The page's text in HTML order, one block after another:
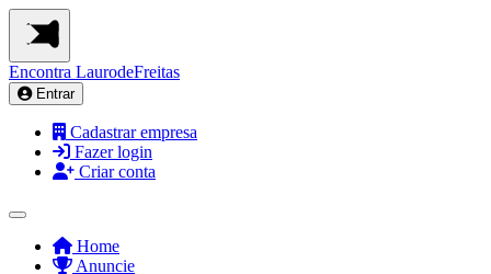
Encontra LaurodeFreitas
Entrar
Cadastrar empresa
Fazer login
Criar conta
Home
Anuncie